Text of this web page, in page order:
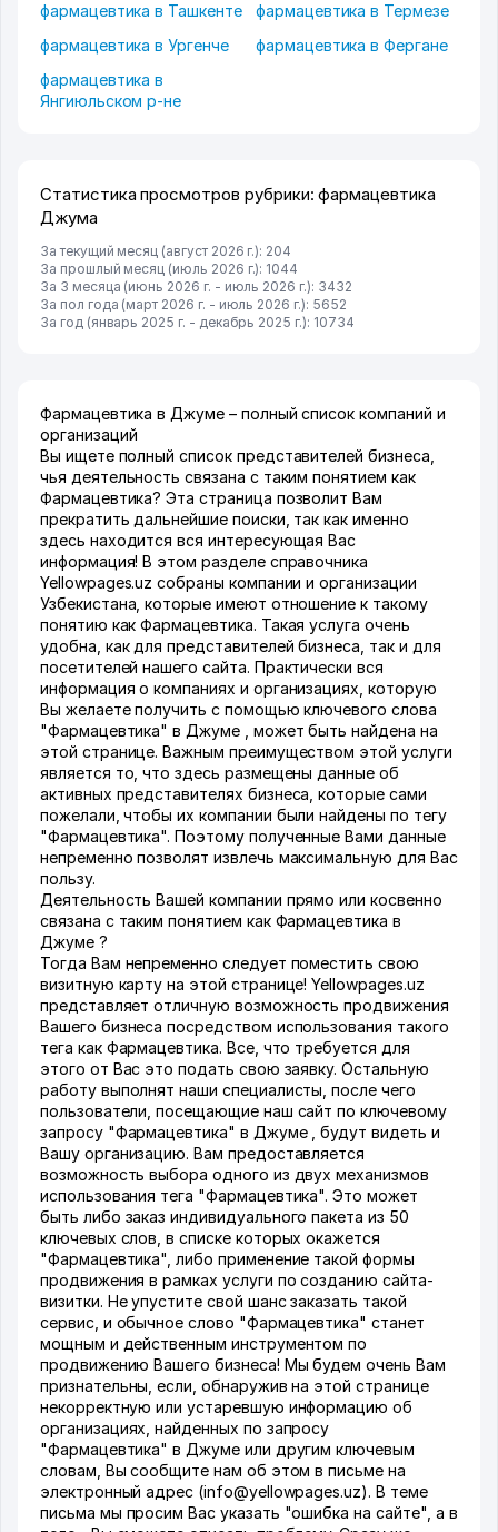
фармацевтика в Ташкенте
фармацевтика в Термезе
фармацевтика в Ургенче
фармацевтика в Фергане
фармацевтика в
Янгиюльском р-не
Статистика просмотров рубрики: фармацевтика
Джума
За текущий месяц (август 2026 г.): 204
За прошлый месяц (июль 2026 г.): 1044
За 3 месяца (июнь 2026 г. - июль 2026 г.): 3432
За пол года (март 2026 г. - июль 2026 г.): 5652
За год (январь 2025 г. - декабрь 2025 г.): 10734
Фармацевтика в Джуме – полный список компаний и
организаций
Вы ищете полный список представителей бизнеса,
чья деятельность связана с таким понятием как
Фармацевтика? Эта страница позволит Вам
прекратить дальнейшие поиски, так как именно
здесь находится вся интересующая Вас
информация! В этом разделе справочника
Yellowpages.uz собраны компании и организации
Узбекистана, которые имеют отношение к такому
понятию как Фармацевтика. Такая услуга очень
удобна, как для представителей бизнеса, так и для
посетителей нашего сайта. Практически вся
информация о компаниях и организациях, которую
Вы желаете получить с помощью ключевого слова
"Фармацевтика" в Джуме , может быть найдена на
этой странице. Важным преимуществом этой услуги
является то, что здесь размещены данные об
активных представителях бизнеса, которые сами
пожелали, чтобы их компании были найдены по тегу
"Фармацевтика". Поэтому полученные Вами данные
непременно позволят извлечь максимальную для Вас
пользу.
Деятельность Вашей компании прямо или косвенно
связана с таким понятием как Фармацевтика в
Джуме ?
Тогда Вам непременно следует поместить свою
визитную карту на этой странице! Yellowpages.uz
представляет отличную возможность продвижения
Вашего бизнеса посредством использования такого
тега как Фармацевтика. Все, что требуется для
этого от Вас это подать свою заявку. Остальную
работу выполнят наши специалисты, после чего
пользователи, посещающие наш сайт по ключевому
запросу "Фармацевтика" в Джуме , будут видеть и
Вашу организацию. Вам предоставляется
возможность выбора одного из двух механизмов
использования тега "Фармацевтика". Это может
быть либо заказ индивидуального пакета из 50
ключевых слов, в списке которых окажется
"Фармацевтика", либо применение такой формы
продвижения в рамках услуги по созданию сайта-
визитки. Не упустите свой шанс заказать такой
сервис, и обычное слово "Фармацевтика" станет
мощным и действенным инструментом по
продвижению Вашего бизнеса! Мы будем очень Вам
признательны, если, обнаружив на этой странице
некорректную или устаревшую информацию об
организациях, найденных по запросу
"Фармацевтика" в Джуме или другим ключевым
словам, Вы сообщите нам об этом в письме на
электронный адрес (info@yellowpages.uz). В теме
письма мы просим Вас указать "ошибка на сайте", а в